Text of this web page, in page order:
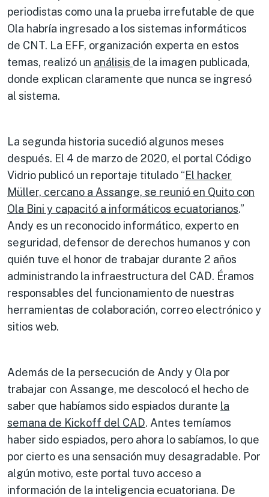
periodistas como una la prueba irrefutable de que
Ola habría ingresado a los sistemas informáticos
de CNT. La EFF, organización experta en estos
temas, realizó un análisis de la imagen publicada,
donde explican claramente que nunca se ingresó
al sistema.
La segunda historia sucedió algunos meses
después. El 4 de marzo de 2020, el portal Código
Vidrio publicó un reportaje titulado “El hacker
Müller, cercano a Assange, se reunió en Quito con
Ola Bini y capacitó a informáticos ecuatorianos.”
Andy es un reconocido informático, experto en
seguridad, defensor de derechos humanos y con
quién tuve el honor de trabajar durante 2 años
administrando la infraestructura del CAD. Éramos
responsables del funcionamiento de nuestras
herramientas de colaboración, correo electrónico y
sitios web.
Además de la persecución de Andy y Ola por
trabajar con Assange, me descolocó el hecho de
saber que habíamos sido espiados durante la
semana de Kickoff del CAD. Antes temíamos
haber sido espiados, pero ahora lo sabíamos, lo que
por cierto es una sensación muy desagradable. Por
algún motivo, este portal tuvo acceso a
información de la inteligencia ecuatoriana. De